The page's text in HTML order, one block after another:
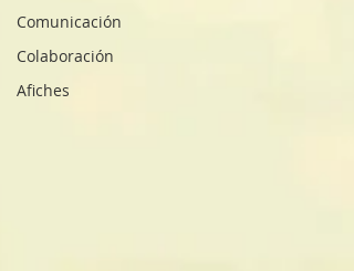
Comunicación
Colaboración
Afiches